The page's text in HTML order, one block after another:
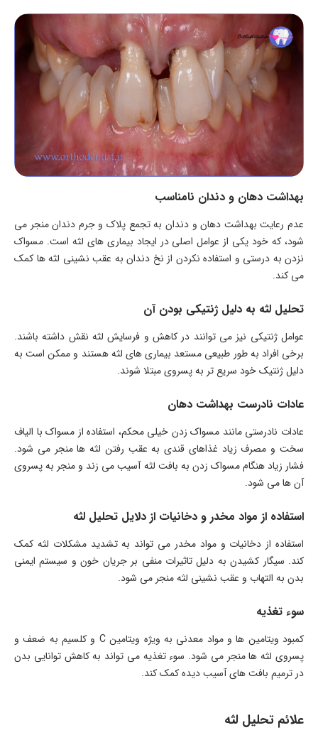
بهداشت دهان و دندان نامناسب
عدم رعایت بهداشت دهان و دندان به تجمع پلاک و جرم دندان منجر می
شود، که خود یکی از عوامل اصلی در ایجاد بیماری های لثه است. مسواک
نزدن به درستی و استفاده نکردن از نخ دندان به عقب نشینی لثه ها کمک
می کند.
تحلیل لثه به دلیل ژنتیکی بودن آن
عوامل ژنتیکی نیز می توانند در کاهش و فرسایش لثه نقش داشته باشند.
برخی افراد به طور طبیعی مستعد بیماری های لثه هستند و ممکن است به
دلیل ژنتیک خود سریع تر به پسروی مبتلا شوند.
عادات نادرست بهداشت دهان
عادات نادرستی مانند مسواک زدن خیلی محکم، استفاده از مسواک با الیاف
سخت و مصرف زیاد غذاهای قندی به عقب رفتن لثه ها منجر می شود.
فشار زیاد هنگام مسواک زدن به بافت لثه آسیب می زند و منجر به پسروی
آن ها می شود.
استفاده از مواد مخدر و دخانیات از دلایل تحلیل لثه
استفاده از دخانیات و مواد مخدر می تواند به تشدید مشکلات لثه کمک
کند. سیگار کشیدن به دلیل تاثیرات منفی بر جریان خون و سیستم ایمنی
بدن به التهاب و عقب نشینی لثه منجر می شود.
سوء تغذیه
کمبود ویتامین ها و مواد معدنی به ویژه ویتامین C و کلسیم به ضعف و
پسروی لثه ها منجر می شود. سوء تغذیه می تواند به کاهش توانایی بدن
در ترمیم بافت های آسیب دیده کمک کند.
علائم تحلیل لثه